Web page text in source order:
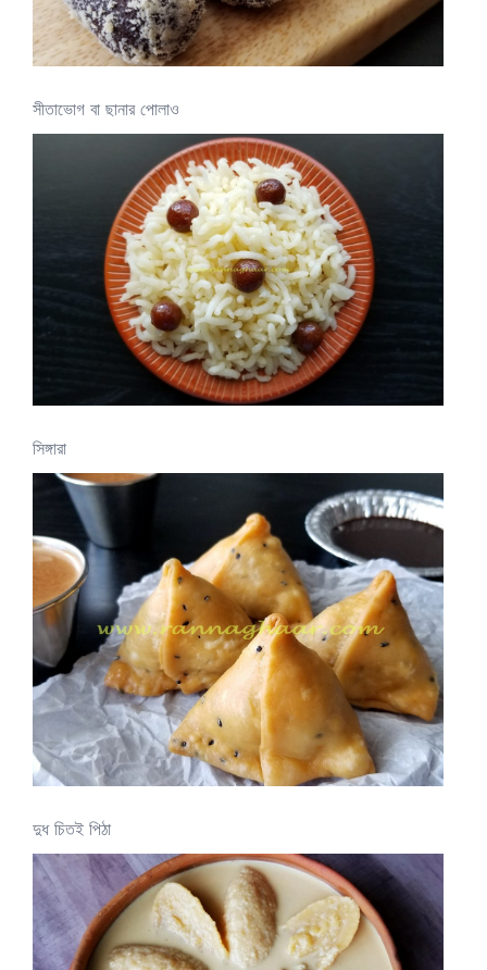
সীতাভোগ বা ছানার পোলাও
সিঙ্গারা
দুধ চিতই পিঠা